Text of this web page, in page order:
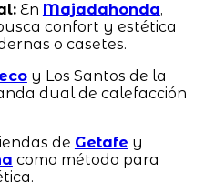
En Majadahonda,
confort y estética
o casetes.
y Los Santos de la
dual de calefacción
de Getafe y
como método para